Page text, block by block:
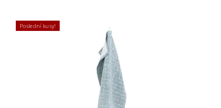
Poslední kusy!